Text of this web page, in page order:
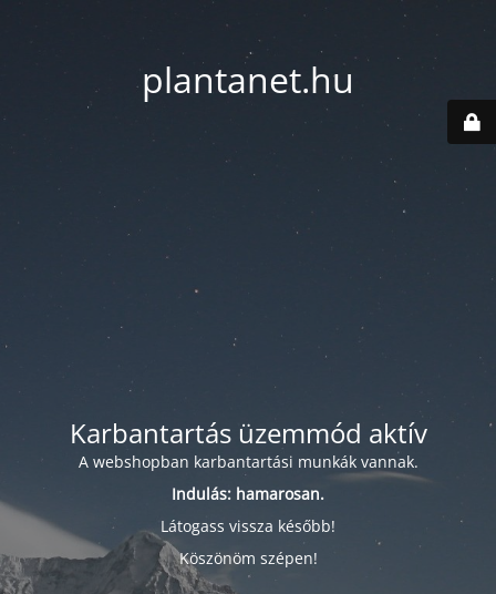
plantanet.hu
Karbantartás üzemmód aktív
A webshopban karbantartási munkák vannak.
Indulás: hamarosan.
Látogass vissza később!
Köszönöm szépen!